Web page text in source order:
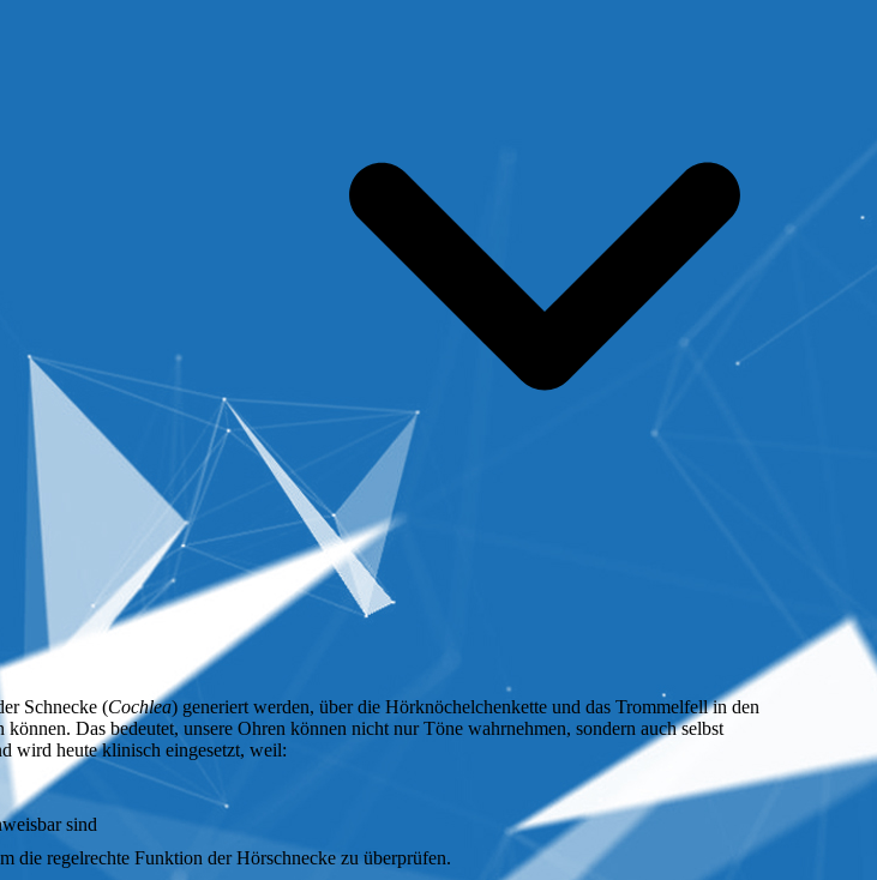
Schnecke (Cochlea) generiert werden, über die Hör­knöchel­chen­ket­te und das Trom­mel­fell in den
Das bedeutet, unsere Ohren können nicht nur Töne wahr­neh­men, sondern auch selbst
wird heute klinisch eingesetzt, weil:
sind
die regelrechte Funk­tion der Hörschnecke zu überprüfen.